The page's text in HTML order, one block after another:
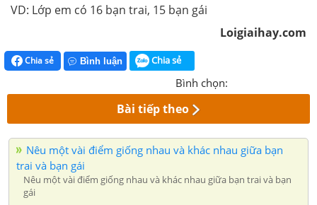
VD: Lớp em có 16 bạn trai, 15 bạn gái
Loigiaihay.com
Chia sẻ Bình luận Chia sẻ
Bình chọn:
Bài tiếp theo
Nêu một vài điểm giống nhau và khác nhau giữa bạn
trai và bạn gái
Nêu một vài điểm giống nhau và khác nhau giữa bạn trai và bạn
gái